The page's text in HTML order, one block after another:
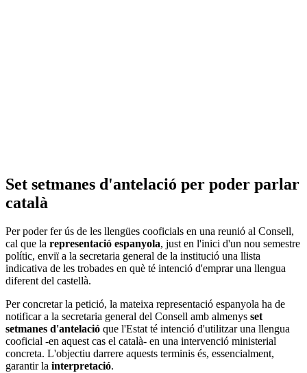
Set setmanes d'antelació per poder parlar
català
Per poder fer ús de les llengües cooficials en una reunió al Consell,
cal que la representació espanyola, just en l'inici d'un nou semestre
polític, enviï a la secretaria general de la institució una llista
indicativa de les trobades en què té intenció d'emprar una llengua
diferent del castellà.
Per concretar la petició, la mateixa representació espanyola ha de
notificar a la secretaria general del Consell amb almenys set
setmanes d'antelació que l'Estat té intenció d'utilitzar una llengua
cooficial -en aquest cas el català- en una intervenció ministerial
concreta. L'objectiu darrere aquests terminis és, essencialment,
garantir la interpretació.